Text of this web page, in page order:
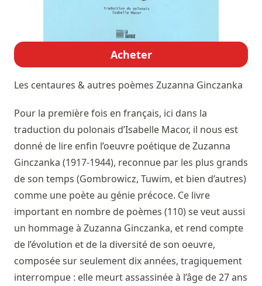
Acheter
Les centaures & autres poèmes Zuzanna Ginczanka
Pour la première fois en français, ici dans la
traduction du polonais d’Isabelle Macor, il nous est
donné de lire enfin l’oeuvre poétique de Zuzanna
Ginczanka (1917-1944), reconnue par les plus grands
de son temps (Gombrowicz, Tuwim, et bien d’autres)
comme une poète au génie précoce. Ce livre
important en nombre de poèmes (110) se veut aussi
un hommage à Zuzanna Ginczanka, et rend compte
de l’évolution et de la diversité de son oeuvre,
composée sur seulement dix années, tragiquement
interrompue : elle meurt assassinée à l’âge de 27 ans